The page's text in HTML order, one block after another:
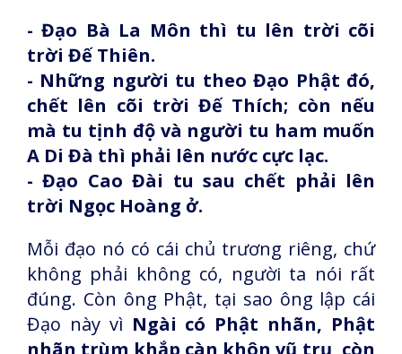
- Đạo Bà La Môn thì tu lên trời cõi
trời Đế Thiên.
- Những người tu theo Đạo Phật đó,
chết lên cõi trời Đế Thích; còn nếu
mà tu tịnh độ và người tu ham muốn
A Di Đà thì phải lên nước cực lạc.
- Đạo Cao Đài tu sau chết phải lên
trời Ngọc Hoàng ở.
Mỗi đạo nó có cái chủ trương riêng, chứ
không phải không có, người ta nói rất
đúng. Còn ông Phật, tại sao ông lập cái
Đạo này vì Ngài có Phật nhãn, Phật
nhãn trùm khắp càn khôn vũ trụ, còn